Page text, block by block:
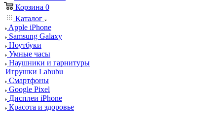
Корзина 0
Каталог
Apple iPhone
Samsung Galaxy
Ноутбуки
Умные часы
Наушники и гарнитуры
Игрушки Labubu
Смартфоны
Google Pixel
Дисплеи iPhone
Красота и здоровье